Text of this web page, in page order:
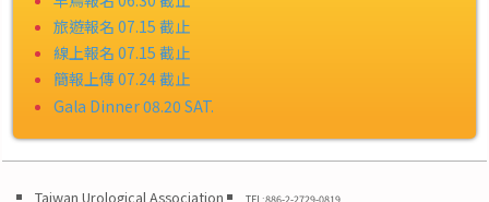
旅遊報名 07.15 截止
線上報名 07.15 截止
簡報上傳 07.24 截止
Gala Dinner 08.20 SAT.
Taiwan Urological Association